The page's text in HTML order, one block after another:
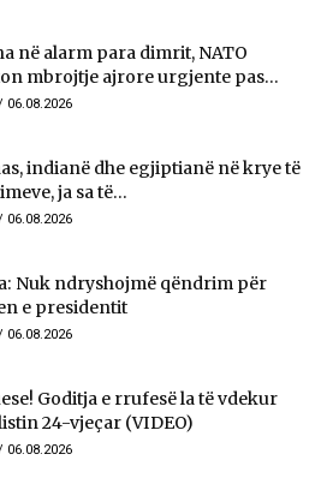
në alarm para dimrit, NATO
mbrojtje ajrore urgjente pas...
06.08.2026
indianë dhe egjiptianë në krye të
ja sa të...
06.08.2026
Nuk ndryshojmë qëndrim për
e presidentit
06.08.2026
Goditja e rrufesë la të vdekur
24-vjeçar (VIDEO)
06.08.2026